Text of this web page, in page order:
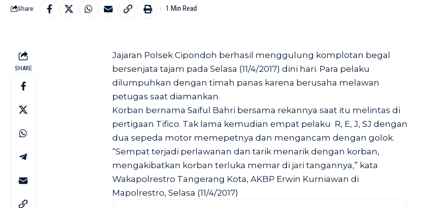
Share 1 Min Read
SHARE
Jajaran Polsek Cipondoh berhasil menggulung komplotan begal
bersenjata tajam pada Selasa (11/4/2017) dini hari. Para pelaku
dilumpuhkan dengan timah panas karena berusaha melawan
petugas saat diamankan.
Korban bernama Saiful Bahri bersama rekannya saat itu melintas di
pertigaan Tifico. Tak lama kemudian empat pelaku R, E, J, SJ dengan
dua sepeda motor memepetnya dan mengancam dengan golok.
“Sempat terjadi perlawanan dan tarik menarik dengan korban,
mengakibatkan korban terluka memar di jari tangannya,” kata
Wakapolrestro Tangerang Kota, AKBP Erwin Kurniawan di
Mapolrestro, Selasa (11/4/2017)